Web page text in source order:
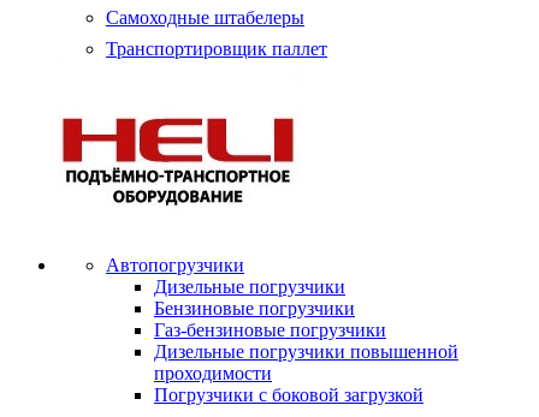
Самоходные штабелеры
Транспортировщик паллет
Автопогрузчики
Дизельные погрузчики
Бензиновые погрузчики
Газ-бензиновые погрузчики
Дизельные погрузчики повышенной
проходимости
Погрузчики с боковой загрузкой